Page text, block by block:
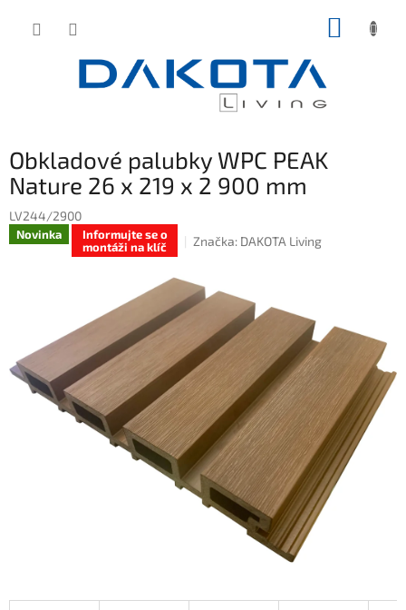
Obkladové palubky WPC PEAK
Nature 26 x 219 x 2 900 mm
LV244/2900
Novinka
Informujte se o
montáži na klíč
Značka: DAKOTA Living